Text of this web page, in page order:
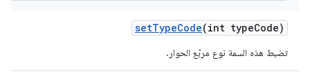
setTypeCode(int typeCode)
تضبط هذه السمة نوع مربّع الحوار.